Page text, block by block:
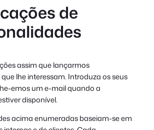
Czech
Greek
de
assim que lançarmos
lhe interessam. Introduza os seus
emos um e-mail quando a
disponível.
acima enumeradas baseiam-se em